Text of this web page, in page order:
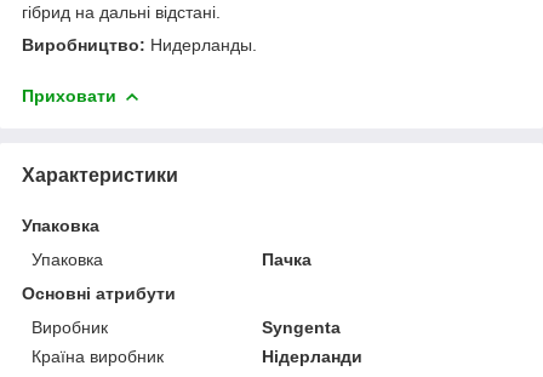
гібрид на дальні відстані.
Виробництво: Нидерланды.
Приховати
Характеристики
Упаковка
Упаковка
Пачка
Основні атрибути
Виробник
Syngenta
Країна виробник
Нідерланди